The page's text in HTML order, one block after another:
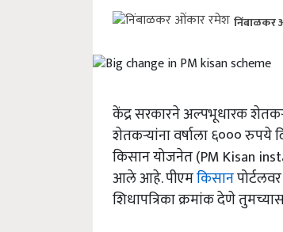
निंबाळकर
केंद्र सरकारने अल्पभूधारक
शेतकऱ्यांना वर्षाला ६०००
किसान योजनेत (PM Kisan
आले आहे. पीएमकिसान
शिधापत्रिका क्रमांक देणे